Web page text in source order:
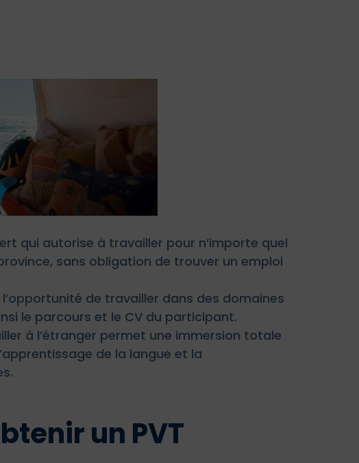
qui autorise à travailler pour n’importe quel
sans obligation de trouver un emploi
l’opportunité de travailler dans des domaines
le parcours et le CV du participant.
à l’étranger permet une immersion totale
de la langue et la
un PVT